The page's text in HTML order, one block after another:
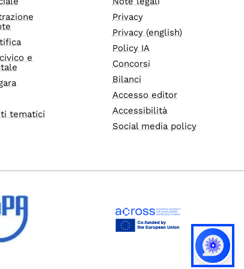
e
tematici
Privacy
Privacy (english)
Policy IA
Concorsi
Bilanci
Accesso editor
Accessibilità
Social media policy